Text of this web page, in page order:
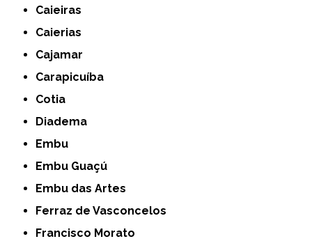
Caieiras
Caierias
Cajamar
Carapicuíba
Cotia
Diadema
Embu
Embu Guaçú
Embu das Artes
Ferraz de Vasconcelos
Francisco Morato